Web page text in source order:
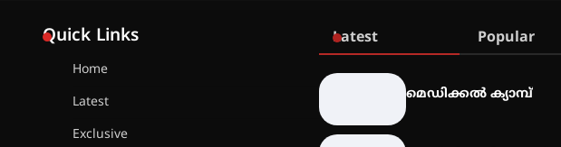
Quick Links
Home
Latest
Exclusive
Latest Popular
മെഡിക്കൽ ക്യാമ്പ്